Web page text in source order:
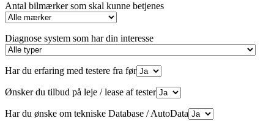
Antal bilmærker som skal kunne betjenes
Diagnose system som har din interesse
Har du erfaring med testere fra før
Ønsker du tilbud på leje / lease af tester
Har du ønske om tekniske Database / AutoData